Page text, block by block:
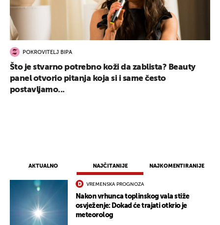
AKTUALNO NAJČITANIJE NAJKOMENTIRANIJE
VREMENSKA PROGNOZA
Nakon vrhunca toplinskog vala stiže
osvježenje: Dokad će trajati otkrio je
meteorolog
POKROVITELJ BIPA
Što je stvarno potrebno koži da zablista? Beauty
panel otvorio pitanja koja si i same često
postavljamo...